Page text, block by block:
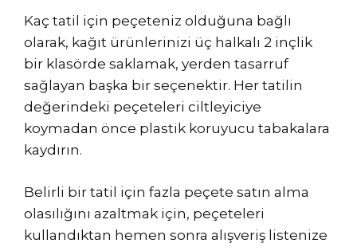
Kaç tatil için peçeteniz olduğuna bağlı
olarak, kağıt ürünlerinizi üç halkalı 2 inçlik
bir klasörde saklamak, yerden tasarruf
sağlayan başka bir seçenektir. Her tatilin
değerindeki peçeteleri ciltleyiciye
koymadan önce plastik koruyucu tabakalara
kaydırın.
Belirli bir tatil için fazla peçete satın alma
olasılığını azaltmak için, peçeteleri
kullandıktan hemen sonra alışveriş listenize